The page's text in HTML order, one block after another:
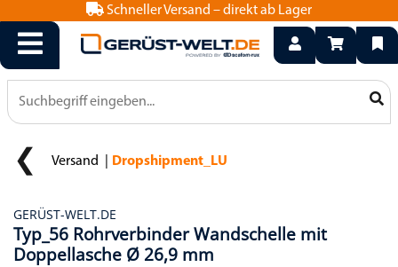
Schneller Versand – direkt ab Lager
0800 15 50 550
info@geruest-welt.de
Versand Dropshipment_LU
GERÜST-WELT.DE
Typ_56 Rohrverbinder Wandschelle mit
Doppellasche Ø 26,9 mm